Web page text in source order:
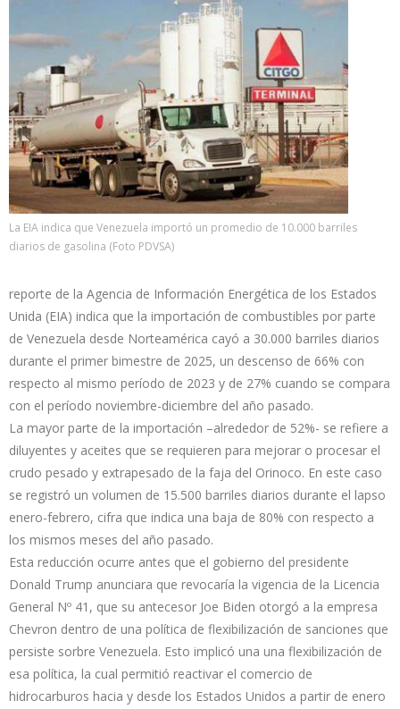
La EIA indica que Venezuela importó un promedio de 10.000 barriles
diarios de gasolina (Foto PDVSA)
reporte de la Agencia de Información Energética de los Estados
Unida (EIA) indica que la importación de combustibles por parte
de Venezuela desde Norteamérica cayó a 30.000 barriles diarios
durante el primer bimestre de 2025, un descenso de 66% con
respecto al mismo período de 2023 y de 27% cuando se compara
con el período noviembre-diciembre del año pasado.
La mayor parte de la importación –alrededor de 52%- se refiere a
diluyentes y aceites que se requieren para mejorar o procesar el
crudo pesado y extrapesado de la faja del Orinoco. En este caso
se registró un volumen de 15.500 barriles diarios durante el lapso
enero-febrero, cifra que indica una baja de 80% con respecto a
los mismos meses del año pasado.
Esta reducción ocurre antes que el gobierno del presidente
Donald Trump anunciara que revocaría la vigencia de la Licencia
General Nº 41, que su antecesor Joe Biden otorgó a la empresa
Chevron dentro de una política de flexibilización de sanciones que
persiste sorbre Venezuela. Esto implicó una una flexibilización de
esa política, la cual permitió reactivar el comercio de
hidrocarburos hacia y desde los Estados Unidos a partir de enero